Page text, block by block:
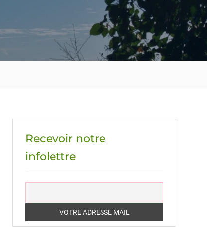
Recevoir notre
infolettre